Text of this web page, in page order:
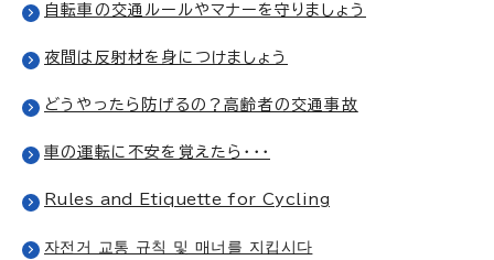
自転車の交通ルールやマナーを守りましょう
夜間は反射材を身につけましょう
どうやったら防げるの？高齢者の交通事故
車の運転に不安を覚えたら・・・
Rules and Etiquette for Cycling
자전거 교통 규칙 및 매너를 지킵시다